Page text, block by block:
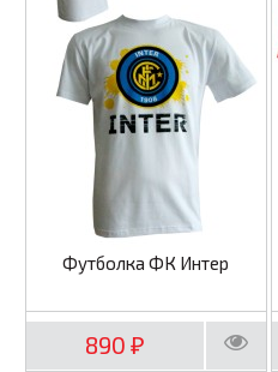
Футболка ФК Интер
890 ₽